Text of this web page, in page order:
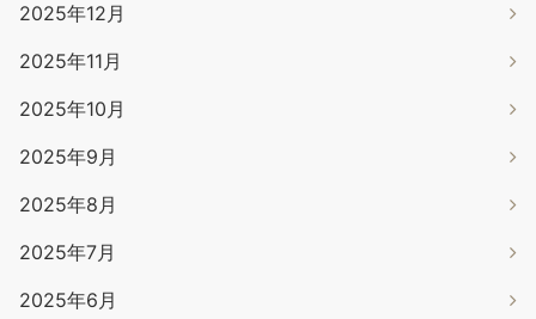
2025年12月
2025年11月
2025年10月
2025年9月
2025年8月
2025年7月
2025年6月